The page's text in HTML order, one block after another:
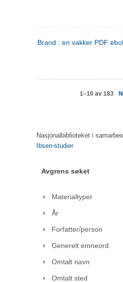
Brand : en vakker PDF
1–10 av 183
Nasjonalbiblioteket i
Ibsen-studier
Avgrens søket
Materialtyper
År
Forfatter/person
Generelt emneord
Omtalt navn
Omtalt sted